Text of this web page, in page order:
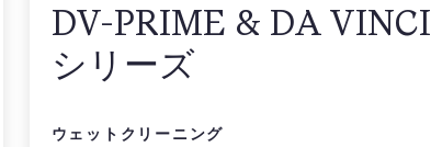
DV-PRIME & DA VINCI
シリーズ
ウェットクリーニング